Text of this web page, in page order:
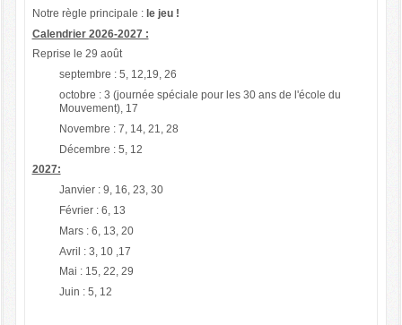
Notre règle principale : le jeu !
Calendrier 2026-2027 :
Reprise le 29 août
septembre : 5, 12,19, 26
octobre : 3 (journée spéciale pour les 30 ans de l'école du
Mouvement), 17
Novembre : 7, 14, 21, 28
Décembre : 5, 12
2027:
Janvier : 9, 16, 23, 30
Février : 6, 13
Mars : 6, 13, 20
Avril : 3, 10 ,17
Mai : 15, 22, 29
Juin : 5, 12